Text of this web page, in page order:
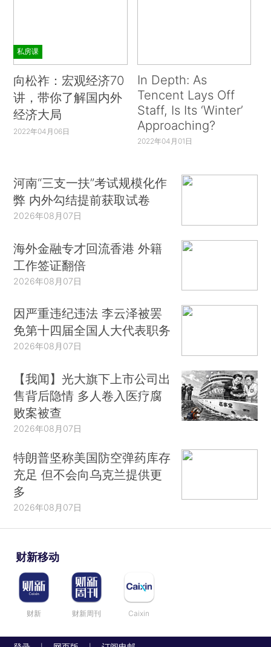
私房课
向松祚：宏观经济70
讲，带你了解国内外
经济大局
2022年04月06日
In Depth: As
Tencent Lays Off
Staff, Is Its ‘Winter’
Approaching?
2022年04月01日
河南“三支一扶”考试规模化作
弊 内外勾结提前获取试卷
2026年08月07日
海外金融专才回流香港 外籍
工作签证翻倍
2026年08月07日
因严重违纪违法 李云泽被罢
免第十四届全国人大代表职务
2026年08月07日
【我闻】光大旗下上市公司出
售背后隐情 多人卷入医疗腐
败案被查
2026年08月07日
特朗普坚称美国防空弹药库存
充足 但不会向乌克兰提供更
多
2026年08月07日
财新移动
财新 财新周刊 Caixin